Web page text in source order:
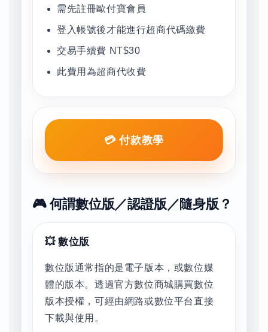
需先註冊歐付寶會員
登入帳號後才能進行超商代碼繳費
交易手續費 NT$30
此費用為超商代收費
💳 付款教學
🎮 何謂數位版／認證版／隨身版？
💥 數位版
數位版通常指的是電子版本，或數位媒
體的版本。透過官方數位商城購買數位
版本授權，可經由網路或數位平台直接
下載與使用。